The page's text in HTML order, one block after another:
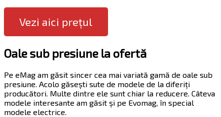
Vezi aici prețul
Oale sub presiune la ofertă
Pe eMag am găsit sincer cea mai variată gamă de oale sub
presiune. Acolo găsești sute de modele de la diferiți
producători. Multe dintre ele sunt chiar la reducere. Câteva
modele interesante am găsit și pe Evomag, în special
modele electrice.